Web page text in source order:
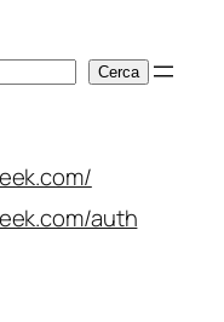
Cerca
auth